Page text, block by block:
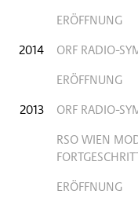
ERÖFFNUNG
2014
ORF RADIO-
ERÖFFNUNG
2013
ORF RADIO-
RSO WIEN
ERÖFFNUNG